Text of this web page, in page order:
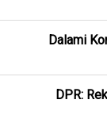
Dalami
DPR: